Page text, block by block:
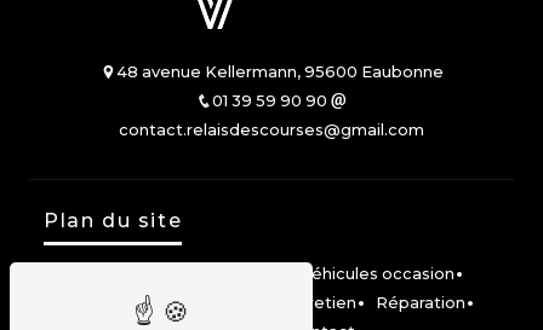
48 avenue Kellermann, 95600 Eaubonne
01 39 59 90 90
contact.relaisdescourses@gmail.com
Plan du site
Véhicules occasion
Location Mobilize Share
Entretien
Réparation